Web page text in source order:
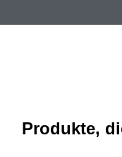
Produkte,